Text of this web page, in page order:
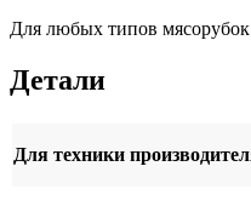
Для любых типов
Детали
Для техники